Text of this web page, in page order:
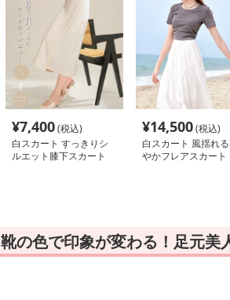
¥7,400(税込)
白スカート すっきりシ
ルエット膝下スカート
¥14,500(税込)
白スカート 風揺れ
やかフレアスカート
の色で印象が変わる！足元美